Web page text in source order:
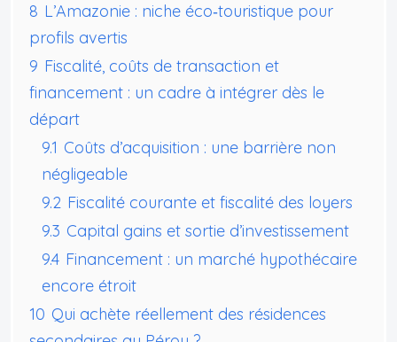
8 L’Amazonie : niche éco‑touristique pour
profils avertis
9 Fiscalité, coûts de transaction et
financement : un cadre à intégrer dès le
départ
9.1 Coûts d’acquisition : une barrière non
négligeable
9.2 Fiscalité courante et fiscalité des loyers
9.3 Capital gains et sortie d’investissement
9.4 Financement : un marché hypothécaire
encore étroit
10 Qui achète réellement des résidences